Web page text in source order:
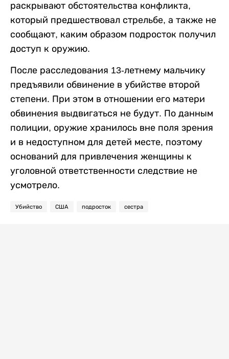
раскрывают обстоятельства конфликта,
который предшествовал стрельбе, а также не
сообщают, каким образом подросток получил
доступ к оружию.
После расследования 13-летнему мальчику
предъявили обвинение в убийстве второй
степени. При этом в отношении его матери
обвинения выдвигаться не будут. По данным
полиции, оружие хранилось вне поля зрения
и в недоступном для детей месте, поэтому
оснований для привлечения женщины к
уголовной ответственности следствие не
усмотрело.
Убийство США подросток сестра